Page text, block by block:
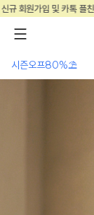
시즌오프80%⛱